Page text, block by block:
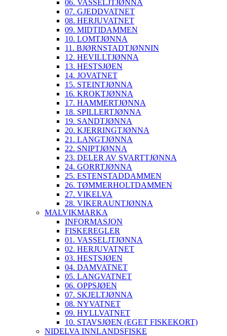
06. VASSELJTJØNNA
07. GJEDDVATNET
08. HERJUVATNET
09. MIDTIDAMMEN
10. LOMTJØNNA
11. BJØRNSTADTJØNNIN
12. HEVILLTJØNNA
13. HESTSJØEN
14. JOVATNET
15. STEINTJØNNA
16. KROKTJØNNA
17. HAMMERTJØNNA
18. SPILLERTJØNNA
19. SANDTJØNNA
20. KJERRINGTJØNNA
21. LANGTJØNNA
22. SNIPTJØNNA
23. DELER AV SVARTTJØNNA
24. GORRTJØNNA
25. ESTENSTADDAMMEN
26. TØMMERHOLTDAMMEN
27. VIKELVA
28. VIKERAUNTJØNNA
MALVIKMARKA
INFORMASJON
FISKEREGLER
01. VASSELJTJØNNA
02. HERJUVATNET
03. HESTSJØEN
04. DAMVATNET
05. LANGVATNET
06. OPPSJØEN
07. SKJELTJØNNA
08. NYVATNET
09. HYLLVATNET
10. STAVSJØEN (EGET FISKEKORT)
NIDELVA INNLANDSFISKE